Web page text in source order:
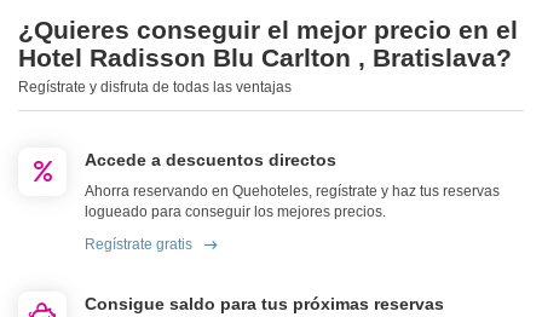
¿Quieres conseguir el mejor precio en el
Hotel Radisson Blu Carlton , Bratislava?
Regístrate y disfruta de todas las ventajas
Accede a descuentos directos
Ahorra reservando en Quehoteles, regístrate y haz tus reservas
logueado para conseguir los mejores precios.
Regístrate gratis
Consigue saldo para tus próximas reservas